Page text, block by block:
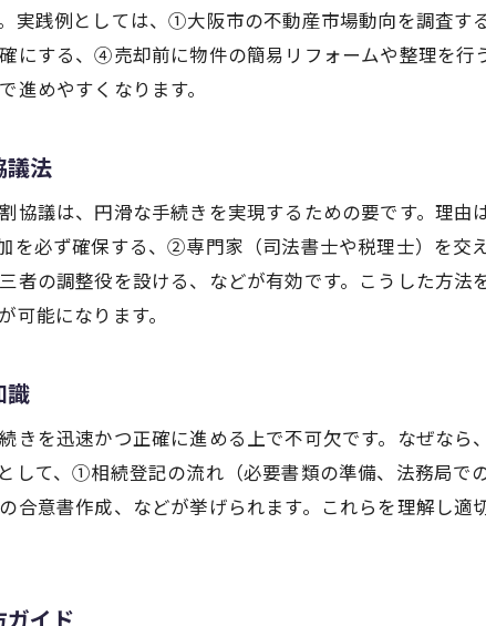
実践例としては、①大阪市の不動産市場動向を調査
にする、④売却前に物件の簡易リフォームや整理を行
進めやすくなります。
議法
協議は、円滑な手続きを実現するための要です。理
を必ず確保する、②専門家（司法書士や税理士）を
者の調整役を設ける、などが有効です。こうした方
能になります。
識
きを迅速かつ正確に進める上で不可欠です。なぜな
して、①相続登記の流れ（必要書類の準備、法務局
意書作成、などが挙げられます。これらを理解し適
ガイド